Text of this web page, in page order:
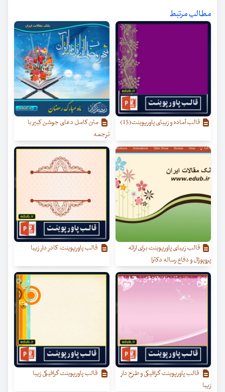
مطالب مرتبط
قالب آماده و زیبای پاورپوینت(15)
متن کامل دعای جوشن کبیر با
ترجمه
قالب زیبای پاورپوینت برای ارائه
پروپوزال و دفاع رساله دکترا
قالب پاورپوینت کادر دار زیبا
قالب پاورپوینت گرافیکی و طرح دار
زیبا
قالب پاورپوینت گرافیکی زیبا